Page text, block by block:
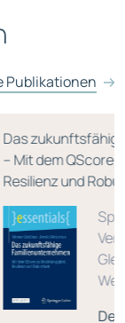
Publikationen
2024
/